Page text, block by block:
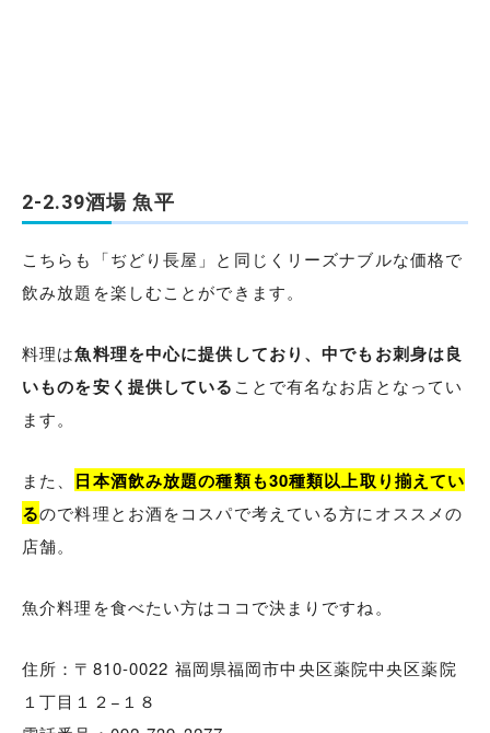
2-2.39酒場 魚平
こちらも「ぢどり長屋」と同じくリーズナブルな価格で
飲み放題を楽しむことができます。
料理は魚料理を中心に提供しており、中でもお刺身は良
いものを安く提供している ことで有名なお店となってい
ます。
また、 日本酒飲み放題の種類も30種類以上取り揃えてい
るので料理とお酒をコスパで考えている方にオススメの
店舗。
魚介料理を食べたい方はココで決まりですね。
住所：〒810-0022 福岡県福岡市中央区薬院中央区薬院
１丁目１２−１８